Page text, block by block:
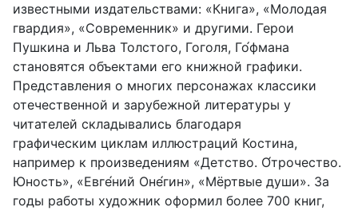
известными издательствами: «Книга», «Молодая
гвардия», «Современник» и другими. Герои
Пушкина и Льва Толстого, Гоголя, Го́фмана
становятся объектами его книжной графики.
Представления о многих персонажах классики
отечественной и зарубежной литературы у
читателей складывались благодаря
графическим циклам иллюстраций Костина,
например к произведениям «Детство. О́трочество.
Юность», «Евге́ний Оне́гин», «Мёртвые души». За
годы работы художник оформил более 700 книг,